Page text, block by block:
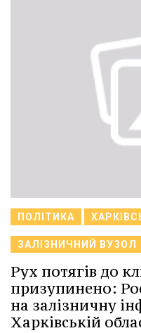
ПОЛІТИКА
ЗАЛІЗНИЧНИЙ ВУЗОЛ
Рух потягів до
призупинено:
на залізничну
Харківській